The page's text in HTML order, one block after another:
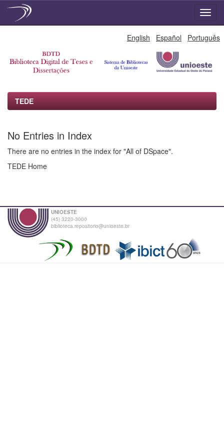
English Español Português
TEDE
No Entries in Index
There are no entries in the index for "All of DSpace".
TEDE Home
UNIOESTE
(45) 3220-3000
biblioteca.repositorio@unioeste.br